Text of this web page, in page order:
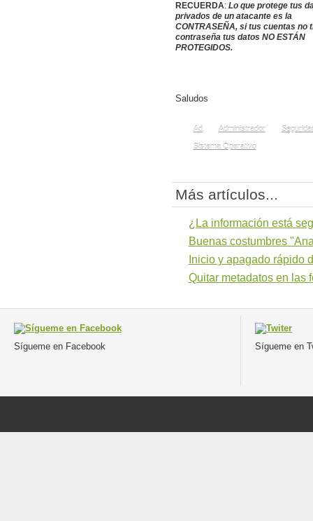
RECUERDA:Lo que protege tus
privados de un atacante es la
CONTRASEÑA, si tus cuentas no
contraseña tus datos NO ESTÁN
PROTEGIDOS.
Saludos
Ad Administrador
Sistema Operativo
Más artículos...
¿La información está
Buenas costumbres
Inicio y apagado rápido
Quitar metadatos en las
Sígueme en Facebook Sígueme en